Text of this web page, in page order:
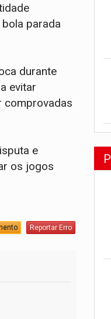
parada
durante
evitar
comprovadas
e
os jogos
Reportar Erro